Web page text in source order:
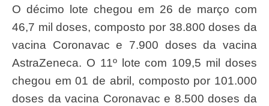
O décimo lote chegou em 26 de março com
46,7 mil doses, composto por 38.800 doses da
vacina Coronavac e 7.900 doses da vacina
AstraZeneca. O 11º lote com 109,5 mil doses
chegou em 01 de abril, composto por 101.000
doses da vacina Coronavac e 8.500 doses da